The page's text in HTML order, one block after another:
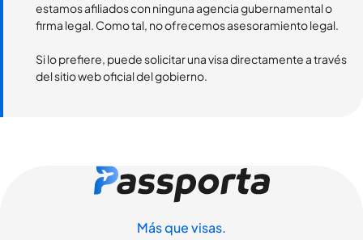
estamos afiliados con ninguna agencia gubernamental o
firma legal. Como tal, no ofrecemos asesoramiento legal.
Si lo prefiere, puede solicitar una visa directamente a través
del sitio web oficial del gobierno.
Más que visas.